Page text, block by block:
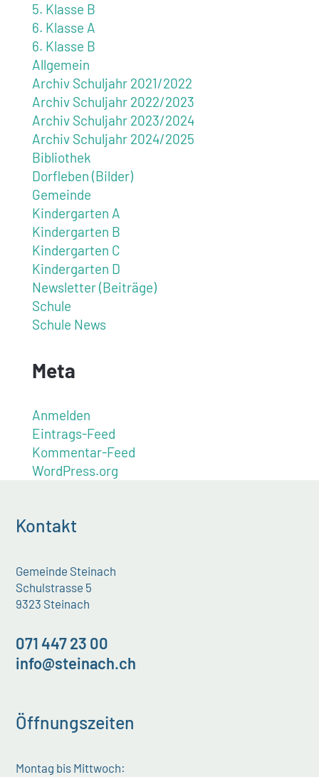
5. Klasse B
6. Klasse A
6. Klasse B
Allgemein
Archiv Schuljahr 2021/2022
Archiv Schuljahr 2022/2023
Archiv Schuljahr 2023/2024
Archiv Schuljahr 2024/2025
Bibliothek
Dorfleben (Bilder)
Gemeinde
Kindergarten A
Kindergarten B
Kindergarten C
Kindergarten D
Newsletter (Beiträge)
Schule
Schule News
Meta
Anmelden
Eintrags-Feed
Kommentar-Feed
WordPress.org
Kontakt
Gemeinde Steinach
Schulstrasse 5
9323 Steinach
071 447 23 00
info@steinach.ch
Öffnungszeiten
Montag bis Mittwoch: